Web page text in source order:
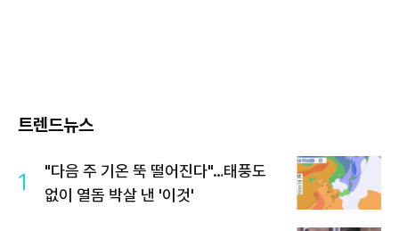
트렌드뉴스
1
"다음 주 기온 뚝 떨어진다"…태풍도
없이 열돔 박살 낸 '이것'